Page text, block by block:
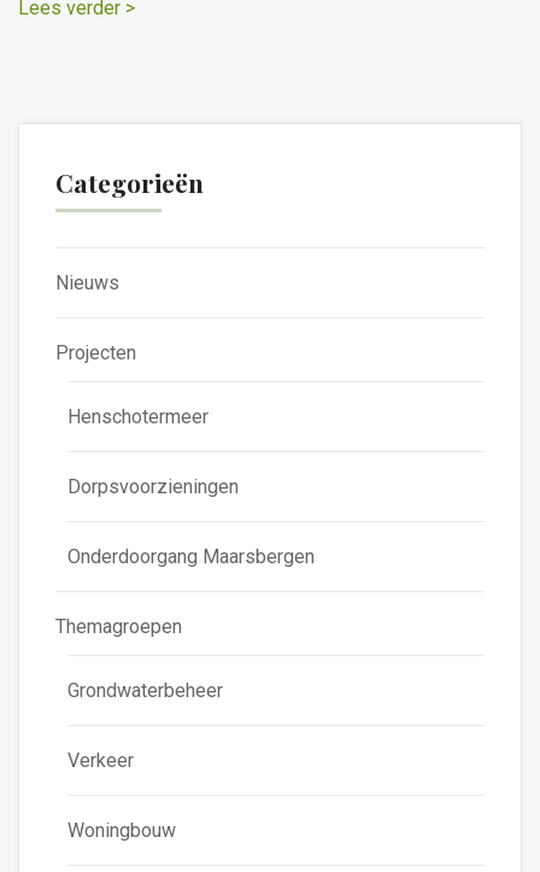
Lees verder >
Categorieën
Nieuws
Projecten
Henschotermeer
Dorpsvoorzieningen
Onderdoorgang Maarsbergen
Themagroepen
Grondwaterbeheer
Verkeer
Woningbouw